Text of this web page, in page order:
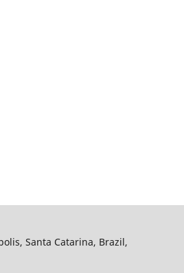
Santa Catarina, Brazil,